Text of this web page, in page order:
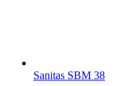
Sanitas SBM 38